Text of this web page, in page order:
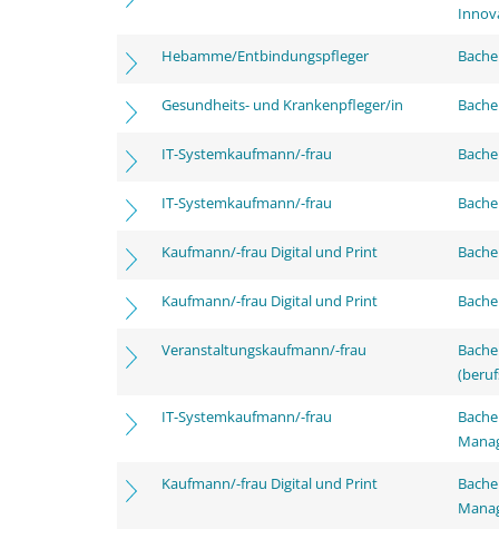
Hebamme/Entbindungspfleger
Gesundheits- und Krankenpfleger/in
IT-Systemkaufmann/-frau
IT-Systemkaufmann/-frau
Kaufmann/-frau Digital und Print
Kaufmann/-frau Digital und Print
Veranstaltungskaufmann/-frau
IT-Systemkaufmann/-frau
Kaufmann/-frau Digital und Print